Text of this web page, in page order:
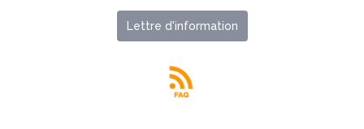
Lettre d'information